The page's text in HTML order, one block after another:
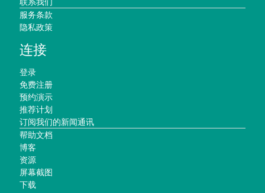
服务条款
隐私政策
连接
登录
免费注册
预约演示
推荐计划
订阅我们的新闻通讯
帮助文档
博客
资源
屏幕截图
下载